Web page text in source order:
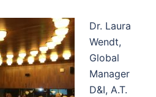
Dr. Laura
Wendt,
Global
Manager
D&I, A.T.